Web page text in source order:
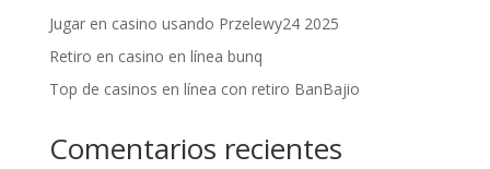
Jugar en casino usando Przelewy24 2025
Retiro en casino en línea bunq
Top de casinos en línea con retiro BanBajio
Comentarios recientes